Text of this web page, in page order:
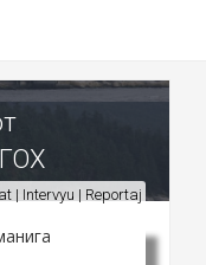
| Intervyu | Reportaj